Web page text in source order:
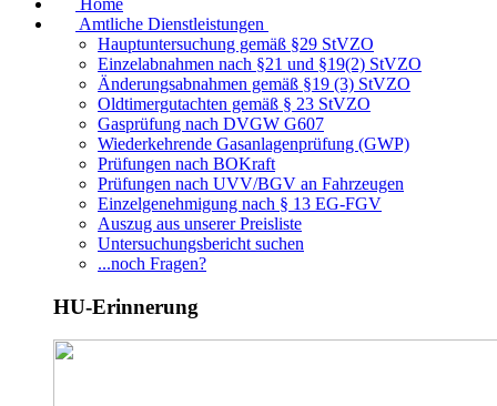
Home
Amtliche Dienstleistungen
Hauptuntersuchung gemäß §29 StVZO
Einzelabnahmen nach §21 und §19(2) StVZO
Änderungsabnahmen gemäß §19 (3) StVZO
Oldtimergutachten gemäß § 23 StVZO
Gasprüfung nach DVGW G607
Wiederkehrende Gasanlagenprüfung (GWP)
Prüfungen nach BOKraft
Prüfungen nach UVV/BGV an Fahrzeugen
Einzelgenehmigung nach § 13 EG-FGV
Auszug aus unserer Preisliste
Untersuchungsbericht suchen
...noch Fragen?
HU-Erinnerung